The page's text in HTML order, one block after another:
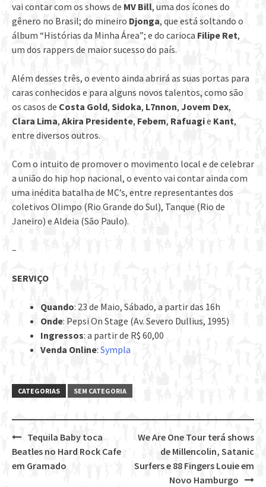
vai contar com os shows de MV Bill, uma dos ícones do
gênero no Brasil; do mineiro Djonga, que está soltando o
álbum “Histórias da Minha Área”; e do carioca Filipe Ret,
um dos rappers de maior sucesso do país.
Além desses três, o evento ainda abrirá as suas portas para
caras conhecidos e para alguns novos talentos, como são
os casos de Costa Gold, Sidoka, L7nnon, Jovem Dex,
Clara Lima, Akira Presidente, Febem, Rafuagie Kant,
entre diversos outros.
Com o intuito de promover o movimento local e de celebrar
a união do hip hop nacional, o evento vai contar ainda com
uma inédita batalha de MC’s, entre representantes dos
coletivos Olimpo (Rio Grande do Sul), Tanque (Rio de
Janeiro) e Aldeia (São Paulo).
–
SERVIÇO
Quando: 23 de Maio, Sábado, a partir das 16h
Onde: Pepsi On Stage (Av. Severo Dullius, 1995)
Ingressos: a partir de R$ 60,00
Venda Online: Sympla
CATEGORIAS SEM CATEGORIA
Post
navigation
We Are One Tour terá shows
de Millencolin, Satanic
Surfers e 88 Fingers Louie em
Novo Hamburgo
Tequila Baby toca
Beatles no Hard Rock Cafe
em Gramado